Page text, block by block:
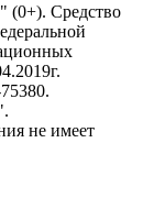
(0+). Средство
не имеет